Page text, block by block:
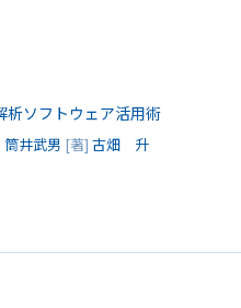
析ソフトウェア活用術
筒井武男 [著] 古畑 升